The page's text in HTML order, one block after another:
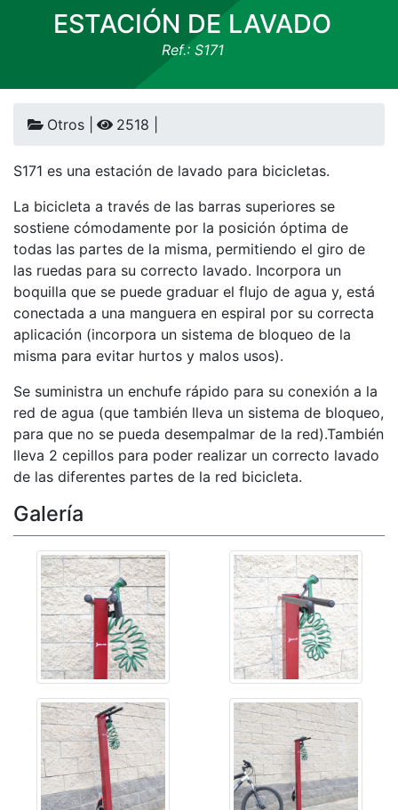
ESTACIÓN DE LAVADO
Ref.: S171
Otros | 2518 |
S171 es una estación de lavado para bicicletas.
La bicicleta a través de las barras superiores se
sostiene cómodamente por la posición óptima de
todas las partes de la misma, permitiendo el giro de
las ruedas para su correcto lavado. Incorpora un
boquilla que se puede graduar el flujo de agua y, está
conectada a una manguera en espiral por su correcta
aplicación (incorpora un sistema de bloqueo de la
misma para evitar hurtos y malos usos).
Se suministra un enchufe rápido para su conexión a la
red de agua (que también lleva un sistema de bloqueo,
para que no se pueda desempalmar de la red).También
lleva 2 cepillos para poder realizar un correcto lavado
de las diferentes partes de la red bicicleta.
Galería